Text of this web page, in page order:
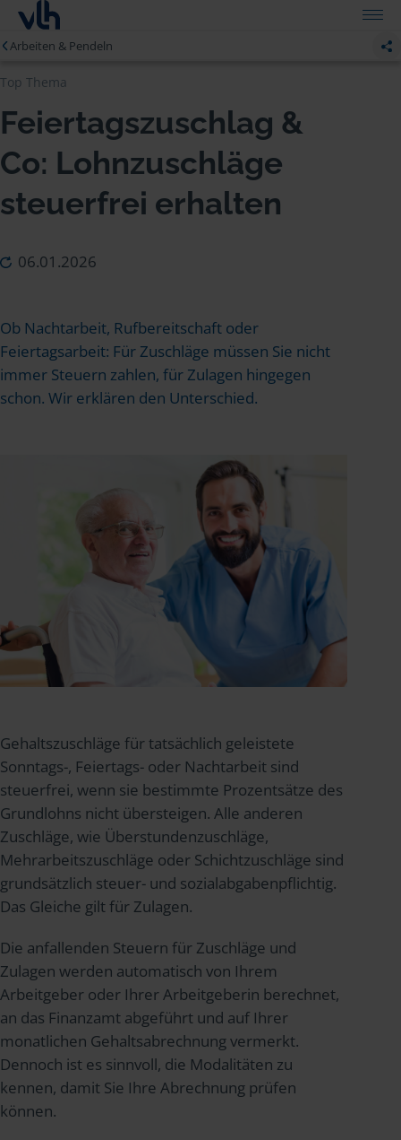
Arbeiten & Pendeln
Top Thema
Feiertagszuschlag &
Co: Lohnzuschläge
steuerfrei erhalten
06.01.2026
Ob Nachtarbeit, Rufbereitschaft oder
Feiertagsarbeit: Für Zuschläge müssen Sie nicht
immer Steuern zahlen, für Zulagen hingegen
schon. Wir erklären den Unterschied.
Gehaltszuschläge für tatsächlich geleistete
Sonntags-, Feiertags- oder Nachtarbeit sind
steuerfrei, wenn sie bestimmte Prozentsätze des
Grundlohns nicht übersteigen. Alle anderen
Zuschläge, wie Überstundenzuschläge,
Mehrarbeitszuschläge oder Schichtzuschläge sind
grundsätzlich steuer- und sozialabgabenpflichtig.
Das Gleiche gilt für Zulagen.
Die anfallenden Steuern für Zuschläge und
Zulagen werden automatisch von Ihrem
Arbeitgeber oder Ihrer Arbeitgeberin berechnet,
an das Finanzamt abgeführt und auf Ihrer
monatlichen Gehaltsabrechnung vermerkt.
Dennoch ist es sinnvoll, die Modalitäten zu
kennen, damit Sie Ihre Abrechnung prüfen
können.